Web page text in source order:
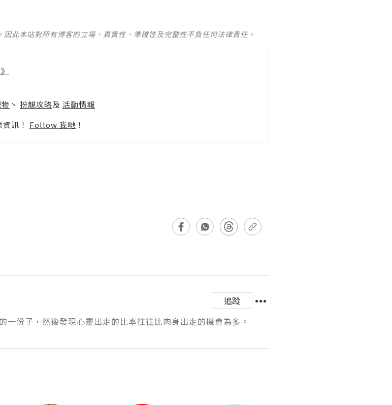
此本站對所有博客的立場、真實性、準確性及完整性不負任何法律責任。
丶 扮靚攻略及 活動情報
訊！ Follow 我哋 ！
追蹤
一份子，然後發現心靈出走的比率往往比肉身出走的機會為多。